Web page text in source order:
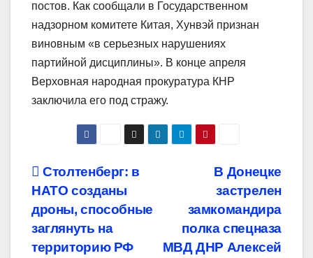
постов. Как сообщали в Государственном
надзорном комитете Китая, Хунвэй признан
виновным «в серьезных нарушениях
партийной дисциплины». В конце апреля
Верховная народная прокуратура КНР
заключила его под стражу.
Навигация
по
записям
В Донецке
застрелен
замкомандира
полка спецназа
МВД ДНР Алексей
Столтенберг: в
НАТО созданы
дроны, способные
заглянуть на
территорию РФ